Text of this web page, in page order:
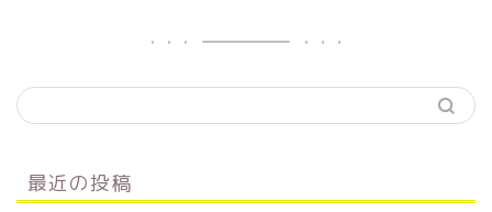
最近の投稿